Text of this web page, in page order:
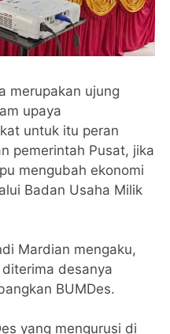
merupakan ujung
upaya
untuk itu peran
pemerintah Pusat, jika
mengubah ekonomi
Badan Usaha Milik
Mardian mengaku,
desanya
BUMDes.
yang mengurusi di